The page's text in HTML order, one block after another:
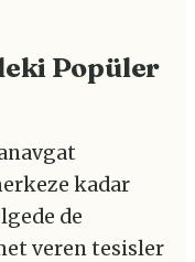
Popüler
kadar
de
veren tesisler